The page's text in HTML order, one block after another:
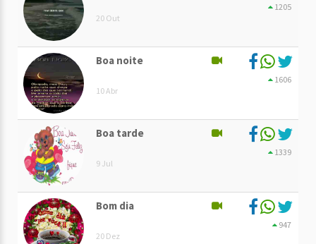
20 Out
1205
Boa noite
10 Abr
1606
Boa tarde
9 Jul
1339
Bom dia
20 Dez
947